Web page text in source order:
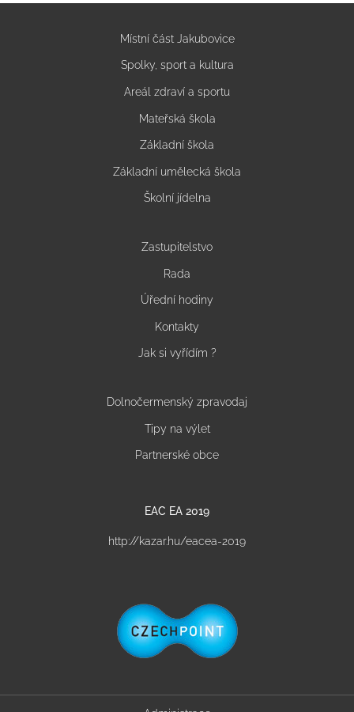
Místní část Jakubovice
Spolky, sport a kultura
Areál zdraví a sportu
Mateřská škola
Základní škola
Základní umělecká škola
Školní jídelna
Zastupitelstvo
Rada
Úřední hodiny
Kontakty
Jak si vyřídím ?
Dolnočermenský zpravodaj
Tipy na výlet
Partnerské obce
EAC EA 2019
http://kazar.hu/eacea-2019